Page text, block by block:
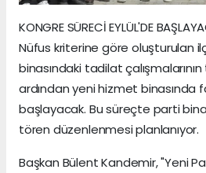
KONGRE SÜRECİ EYLÜL'DE
Nüfus kriterine göre oluşturulan
binasındaki tadilat
ardından yeni hizmet binasında
başlayacak. Bu süreçte parti
tören düzenlenmesi planlanıyor.
Başkan Bülent Kandemir, "Yeni